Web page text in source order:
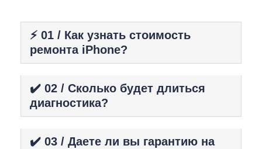
⚡️ 01 / Как узнать стоимость
ремонта iPhone?
✔️ 02 / Сколько будет длиться
диагностика?
✔️ 03 / Даете ли вы гарантию на